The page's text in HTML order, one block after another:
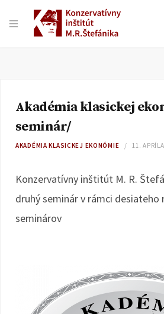
Akadémia klasickej
seminár/
AKADÉMIA KLASICKEJ EKONÓMIE 11.
Konzervatívny inštitút M. R.
druhý seminár v rámci desiateho
seminárov